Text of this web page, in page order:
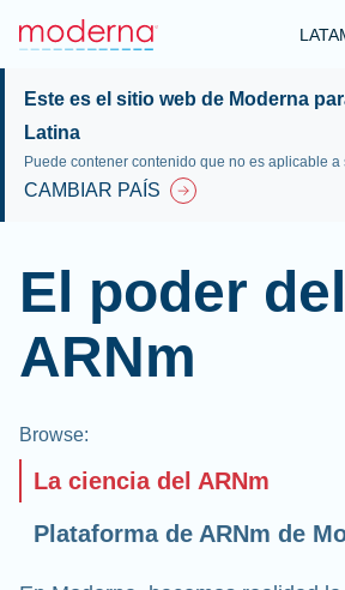
Skip
Este es el sitio web de Moderna
Latina
Puede contener contenido que no es aplicable a
CAMBIAR PAÍS
El poder del
ARNm
Browse:
La ciencia del ARNm
Plataforma de ARNm de